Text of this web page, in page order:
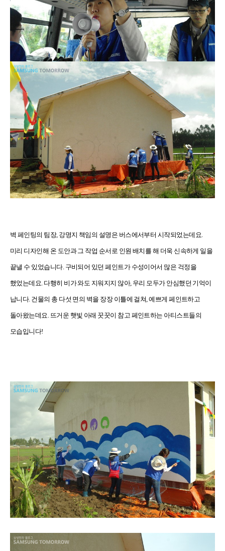
벽 페인팅의 팀장, 강명지 책임의 설명은 버스에서부터 시작되었는데요.
미리 디자인해 온 도안과 그 작업 순서로 인원 배치를 해 더욱 신속하게 일을
끝낼 수 있었습니다. 구비되어 있던 페인트가 수성이어서 많은 걱정을
했었는데요. 다행히 비가 와도 지워지지 않아, 우리 모두가 안심했던 기억이
납니다. 건물의 총 다섯 면의 벽을 장장 이틀에 걸쳐, 예쁘게 페인트하고
돌아왔는데요. 뜨거운 햇빛 아래 꿋꿋이 참고 페인트하는 아티스트들의
모습입니다!